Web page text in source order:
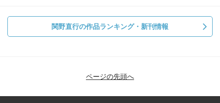
不思議なことに
リラックスして心配しなくなると、
チャンスの方がちょっと触れただけでパッとわかります。
関野直行の作品ランキング・新刊情報
ページの先頭へ